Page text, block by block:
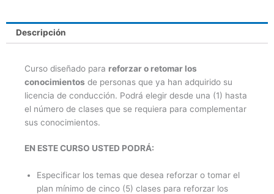
Descripción
Curso diseñado para reforzar o retomar los
conocimientos de personas que ya han adquirido su
licencia de conducción. Podrá elegir desde una (1) hasta
el número de clases que se requiera para complementar
sus conocimientos.
EN ESTE CURSO USTED PODRÁ:
Especificar los temas que desea reforzar o tomar el
plan mínimo de cinco (5) clases para reforzar los